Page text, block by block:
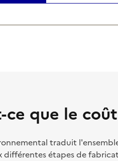
ce que le
traduit
différentes étapes de